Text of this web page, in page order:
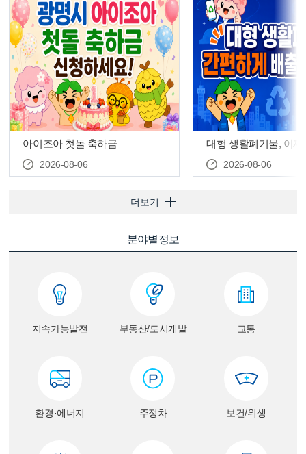
아이조아 첫돌 축하금
2026-08-06
대형 생활폐기물, 이제
다’로 간편하게 신고하
2026-08-06
더보기
분야별정보
지속가능발전 부동산/도시개발 교통
환경·에너지 주정차 보건/위생